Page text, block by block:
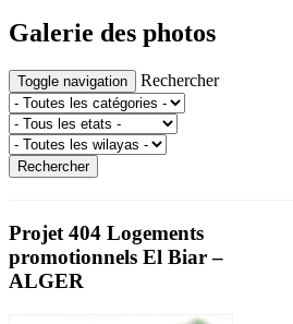
Galerie des photos
Toggle navigation Rechercher
Projet 404 Logements
promotionnels El Biar –
ALGER